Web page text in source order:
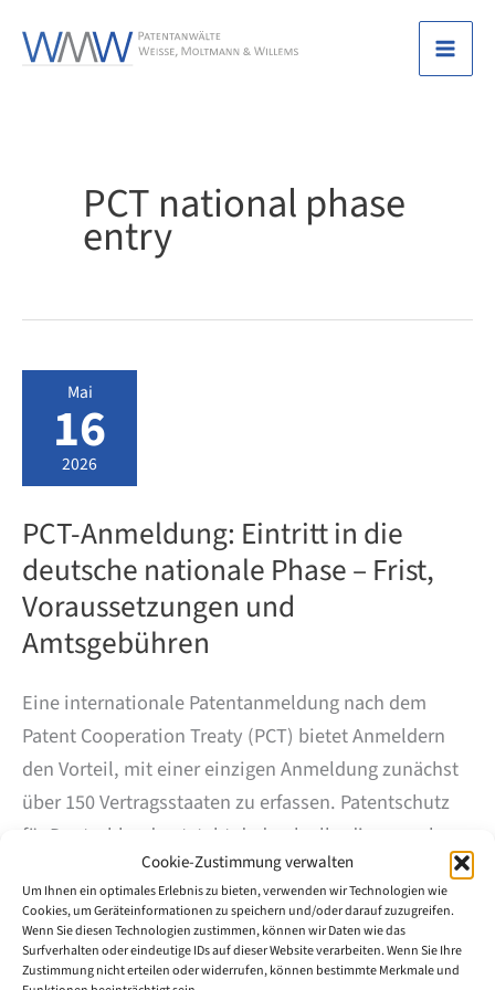
Cookie-Zustimmung verwalten
Um Ihnen ein optimales Erlebnis zu bieten, verwenden wir Technologien wie
Cookies, um Geräteinformationen zu speichern und/oder darauf zuzugreifen.
Wenn Sie diesen Technologien zustimmen, können wir Daten wie das
Surfverhalten oder eindeutige IDs auf dieser Website verarbeiten. Wenn Sie Ihre
Zustimmung nicht erteilen oder widerrufen, können bestimmte Merkmale und
Inhalt
PCT national phase
entry
Mai
16
2026
PCT-Anmeldung: Eintritt in die
deutsche nationale Phase – Frist,
Voraussetzungen und
Amtsgebühren
Eine internationale Patentanmeldung nach dem
Patent Cooperation Treaty (PCT) bietet Anmeldern
den Vorteil, mit einer einzigen Anmeldung zunächst
über 150 Vertragsstaaten zu erfassen. Patentschutz
für Deutschland entsteht dadurch allerdings noch
nicht. Spätestens am Ende der internationalen Phase
muss die Anmeldung in die nationale Phase vor dem
Deutschen Patent- und Markenamt (DPMA) oder in
die europäische regionale Phase vor dem